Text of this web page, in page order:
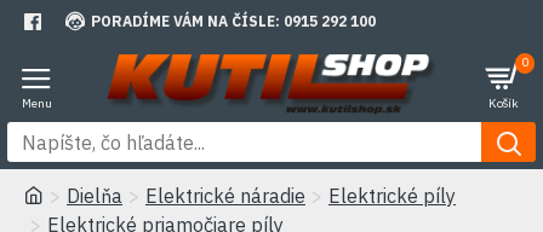
PORADÍME VÁM NA ČÍSLE: 0915 292 100
0
Dielňa Elektrické náradie
Elektrické píly
Elektrické priamočiare píly